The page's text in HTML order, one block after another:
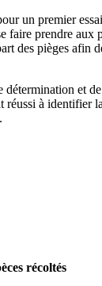
un premier
faire prendre aux
des pièges afin
détermination et
réussi à identifier
récoltés